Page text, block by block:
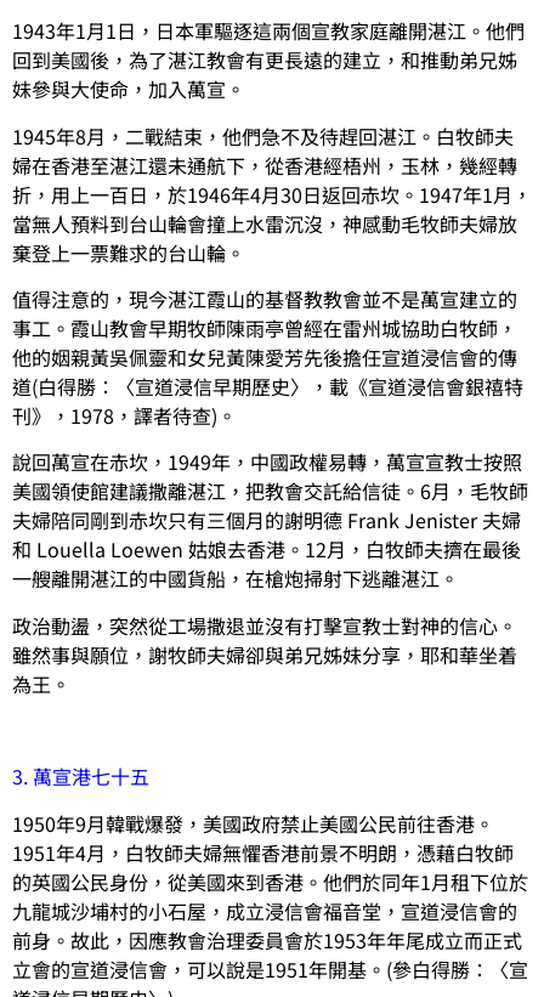
1943年1月1日，日本軍驅逐這兩個宣教家庭離開湛江。他們
回到美國後，為了湛江教會有更長遠的建立，和推動弟兄姊
妹參與大使命，加入萬宣。
1945年8月，二戰結束，他們急不及待趕回湛江。白牧師夫
婦在香港至湛江還未通航下，從香港經梧州，玉林，幾經轉
折，用上一百日，於1946年4月30日返回赤坎。1947年1月，
當無人預料到台山輪會撞上水雷沉沒，神感動毛牧師夫婦放
棄登上一票難求的台山輪。
值得注意的，現今湛江霞山的基督教教會並不是萬宣建立的
事工。霞山教會早期牧師陳雨亭曾經在雷州城協助白牧師，
他的姻親黃吳佩靈和女兒黃陳愛芳先後擔任宣道浸信會的傳
道(白得勝：〈宣道浸信早期歷史〉，載《宣道浸信會銀禧特
刊》，1978，譯者待查)。
說回萬宣在赤坎，1949年，中國政權易轉，萬宣宣教士按照
美國領使館建議撒離湛江，把教會交託給信徒。6月，毛牧師
夫婦陪同剛到赤坎只有三個月的謝明德 Frank Jenister 夫婦
和 Louella Loewen 姑娘去香港。12月，白牧師夫擠在最後
一艘離開湛江的中國貨船，在槍炮掃射下逃離湛江。
政治動盪，突然從工場撒退並沒有打擊宣教士對神的信心。
雖然事與願位，謝牧師夫婦卻與弟兄姊妹分享，耶和華坐着
為王。
3. 萬宣港七十五
1950年9月韓戰爆發，美國政府禁止美國公民前往香港。
1951年4月，白牧師夫婦無懼香港前景不明朗，憑藉白牧師
的英國公民身份，從美國來到香港。他們於同年1月租下位於
九龍城沙埔村的小石屋，成立浸信會福音堂，宣道浸信會的
前身。故此，因應教會治理委員會於1953年年尾成立而正式
立會的宣道浸信會，可以說是1951年開基。(參白得勝：〈宣